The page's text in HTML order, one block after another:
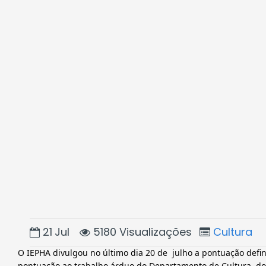
21 Jul 5180 Visualizações Cultura
O IEPHA divulgou no último dia 20 de  julho a pontuação